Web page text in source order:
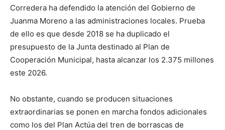
Corredera ha defendido la atención del Gobierno de
Juanma Moreno a las administraciones locales. Prueba
de ello es que desde 2018 se ha duplicado el
presupuesto de la Junta destinado al Plan de
Cooperación Municipal, hasta alcanzar los 2.375 millones
este 2026.
No obstante, cuando se producen situaciones
extraordinarias se ponen en marcha fondos adicionales
como los del Plan Actúa del tren de borrascas de